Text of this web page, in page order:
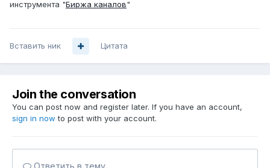
инструмента "Биржа каналов"
Вставить ник Цитата
Join the conversation
You can post now and register later. If you have an account,
sign in now to post with your account.